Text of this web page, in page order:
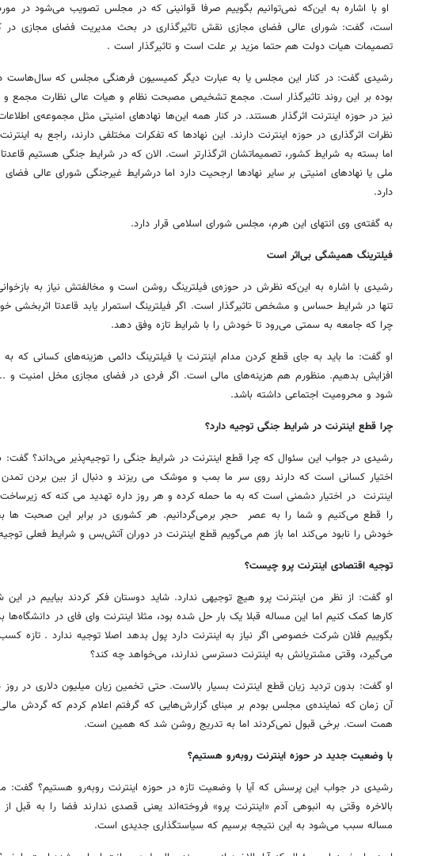
او با اشاره به این‌که نمی‌توانیم بگوییم صرفا قوانینی که در مجلس تصویب می‌شود در
است، گفت: شورای عالی فضای مجازی نقش تاثیرگذاری در بحث مدیریت فضای مجازی در
تصمیمات هیات دولت هم حتما مزید بر علت است و تاثیرگذار است .
رشیدی گفت: در کنار این مجلس یا به عبارت دیگر کمیسیون فرهنگی مجلس که سال‌هاست
بوده بر این روند تاثیرگذار است. مجمع تشخیص مصبحت نظام و هیات عالی نظارت مجمع و
نیز در حوزه اینترنت اثرگذار هستند. در کنار همه این‌ها نهادهای امنیتی مثل مجموعه‌ی
نظرات اثرگذاری در حوزه اینترنت دارند. این نهادها که تفکرات مختلفی دارند، راجع به
اما بسته به شرایط کشور، تصمیماتشان اثرگذارتر است. الان که در شرایط جنگی هستیم
ملی یا نهادهای امنیتی بر سایر نهادها ارجحیت دارد اما درشرایط غیرجنگی شورای عالی
دارد.
به گفته‌ی وی انتهای این هرم، مجلس شورای اسلامی قرار دارد.
فیلترینگ همیشگی بی‌اثر است
رشیدی با اشاره به این‌که نظرش در حوزه‌ی فیلترینگ روشن است و مخالفتش نیاز به
تنها در شرایط حساس و مشخص تاثیرگذار است. اگر فیلترینگ استمرار یابد قاعدتا اثربخشی
چرا که جامعه به سمتی می‌رود تا خودش را با شرایط تازه وفق دهد.
او گفت: ما باید به جای قطع کردن مدام اینترنت یا فیلترینگ دائمی هزینه‌های کسانی که
افزایش بدهیم. منظورم هم هزینه‌های مالی است. اگر فردی در فضای مجازی مخل امنیت و
شود و محرومیت اجتماعی داشته باشد.
چرا قطع اینترنت در شرایط جنگی توجیه دارد؟
رشیدی در جواب این سئوال که چرا قطع اینترنت در شرایط جنگی را توجیه‌پذیر می‌داند؟ گفت:
اختیار کسانی است که دارند روی سر ما بمب و موشک می ریزند و دنبال از بین بردن
اینترنت در اختیار دشمنی است که به ما حمله کرده و هر روز داره تهدید می کنه که
را قطع می‌کنیم و شما را به عصر حجر برمی‌گردانیم. هر کشوری در برابر این صحبت ها
خودش را نابود می‌کند اما باز هم می‌گویم قطع اینترنت در دوران آتش‌بس و شرایط فعلی توجیه
توجیه اقتصادی اینترنت پرو چیست؟
او گفت: از نظر من اینترنت پرو هیچ توجیهی ندارد. شاید دوستان فکر کردند بیاییم در
کارها کمک کنیم اما این مساله قبلا یک بار حل شده بود، مثلا اینترنت وای فای در دانشگاه‌ها
بگوییم فلان شرکت خصوصی اگر نیاز به اینترنت دارد پول بدهد اصلا توجیه ندارد . تازه
می‌گیرد، وقتی مشتریانش به اینترنت دسترسی ندارند، می‌خواهد چه کند؟
او گفت: بدون تردید زیان قطع اینترنت بسیار بالاست. حتی تخمین زیان میلیون دلاری در
همت است. برخی قبول نمی‌کردند اما به تدریج روشن شد که همین است.
با وضعیت جدید در حوزه اینترنت روبه‌رو هستیم؟
رشیدی در جواب این پرسش که آیا با وضعیت تازه در حوزه اینترنت روبه‌رو هستیم؟ گفت:
بالاخره وقتی به انبوهی آدم «اینترنت پرو» فروخته‌اند یعنی قصدی ندارند فضا را به قبل
مساله سبب می‌شود به این نتیجه برسیم که سیاستگذاری جدیدی است.